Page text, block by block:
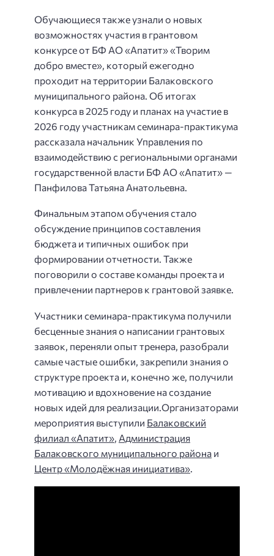
Обучающиеся также узнали о новых
возможностях участия в грантовом
конкурсе от БФ АО «Апатит» «Творим
добро вместе», который ежегодно
проходит на территории Балаковского
муниципального района. Об итогах
конкурса в 2025 году и планах на участие в
2026 году участникам семинара-практикума
рассказала начальник Управления по
взаимодействию с региональными органами
государственной власти БФ АО «Апатит» —
Панфилова Татьяна Анатольевна.
Финальным этапом обучения стало
обсуждение принципов составления
бюджета и типичных ошибок при
формировании отчетности. Также
поговорили о составе команды проекта и
привлечении партнеров к грантовой заявке.
Участники семинара-практикума получили
бесценные знания о написании грантовых
заявок, переняли опыт тренера, разобрали
самые частые ошибки, закрепили знания о
структуре проекта и, конечно же, получили
мотивацию и вдохновение на создание
новых идей для реализации.Организаторами
мероприятия выступили Балаковский
филиал «Апатит», Администрация
Балаковского муниципального района и
Центр «Молодёжная инициатива».